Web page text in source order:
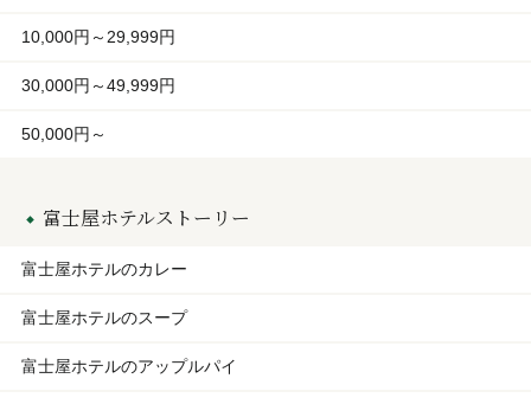
10,000円～29,999円
30,000円～49,999円
50,000円～
富士屋ホテルストーリー
富士屋ホテルのカレー
富士屋ホテルのスープ
富士屋ホテルのアップルパイ